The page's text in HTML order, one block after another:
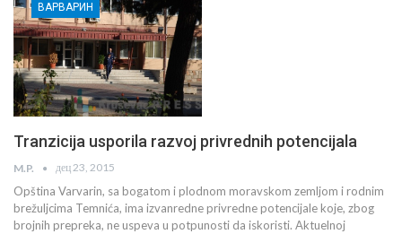
ВАРВАРИН
Tranzicija usporila razvoj privrednih potencijala
M.P. дец 23, 2015
Opština Varvarin, sa bogatom i plodnom moravskom zemljom i rodnim
brežuljcima Temnića, ima izvanredne privredne potencijale koje, zbog
brojnih prepreka, ne uspeva u potpunosti da iskoristi. Aktuelnoj